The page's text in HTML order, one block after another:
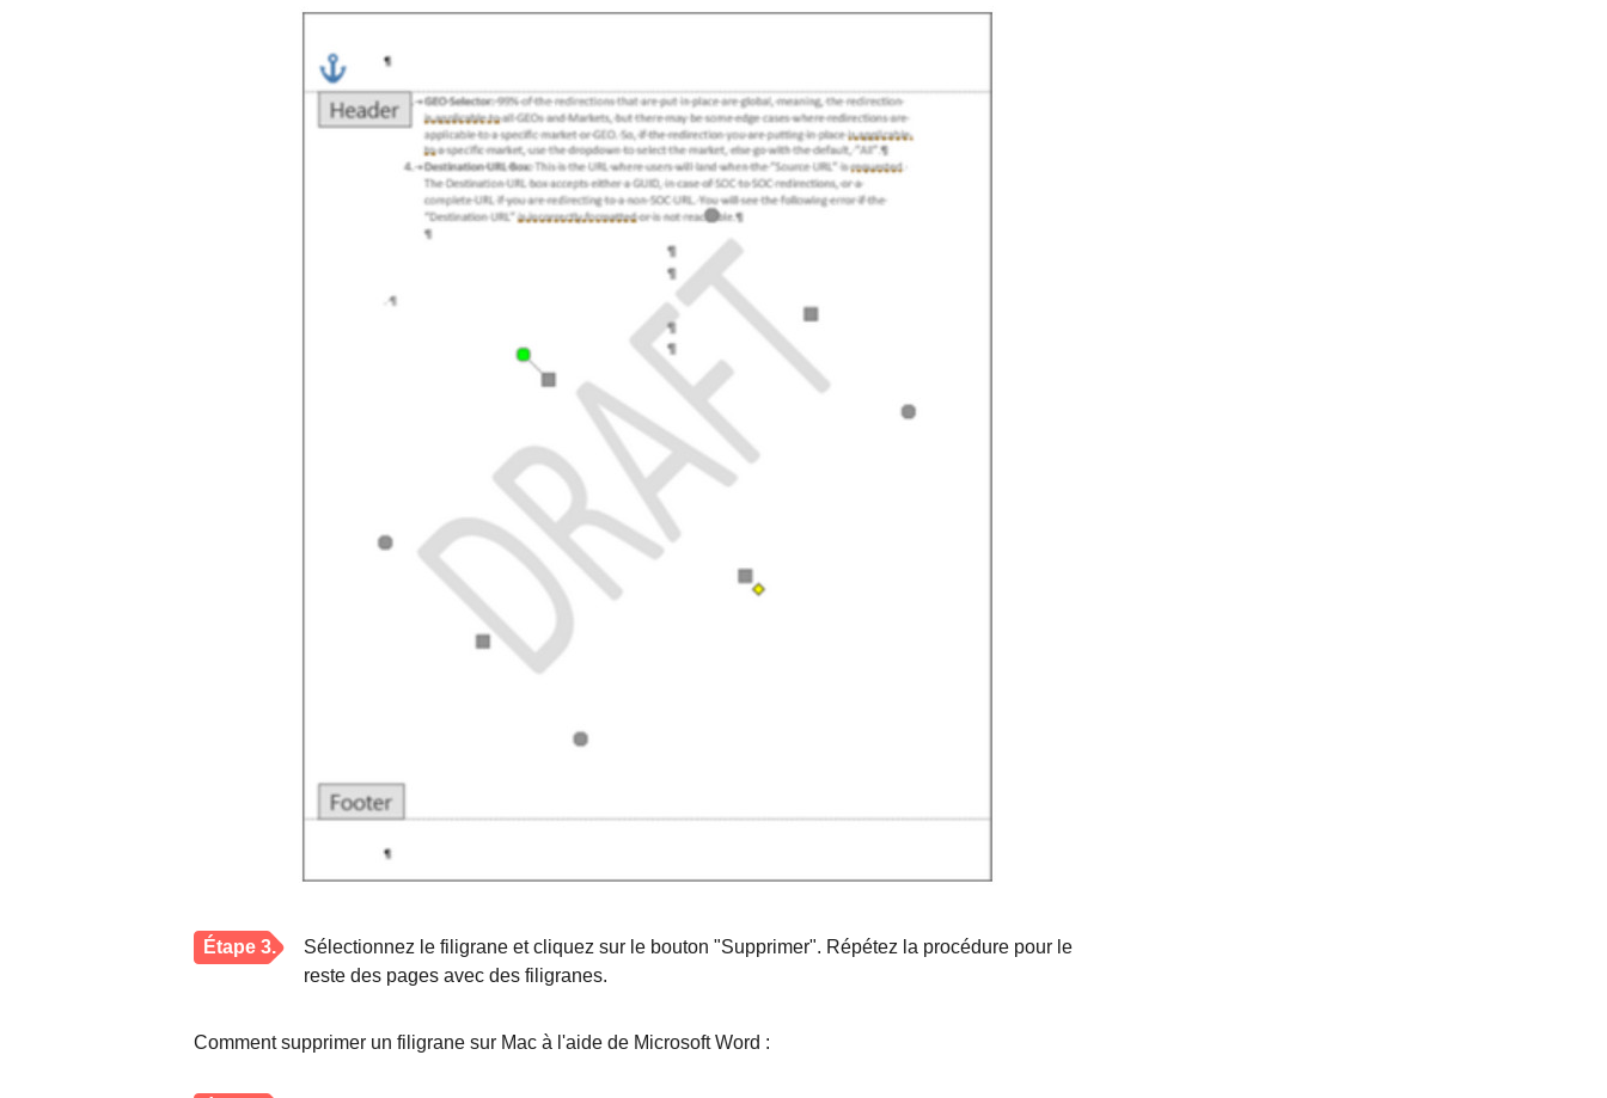
Étape 3.
Sélectionnez le filigrane et cliquez sur le bouton "Supprimer". Répétez la procédure pour le
reste des pages avec des filigranes.
Comment supprimer un filigrane sur Mac à l'aide de Microsoft Word :